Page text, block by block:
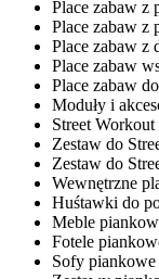
Place zabaw z
Place zabaw z
Place zabaw z
Place zabaw
Place zabaw
Moduły i
Street Workout
Zestaw do
Zestaw do
Wewnętrzne
Huśtawki do
Meble
Fotele
Sofy piankowe